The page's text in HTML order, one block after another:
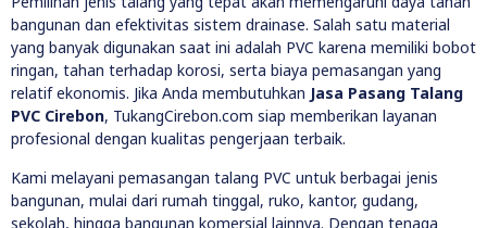
bangunan dan efektivitas sistem drainase. Salah satu material
yang banyak digunakan saat ini adalah PVC karena memiliki bobot
ringan, tahan terhadap korosi, serta biaya pemasangan yang
relatif ekonomis. Jika Anda membutuhkan Jasa Pasang Talang
PVC Cirebon, TukangCirebon.com siap memberikan layanan
profesional dengan kualitas pengerjaan terbaik.
Kami melayani pemasangan talang PVC untuk berbagai jenis
bangunan, mulai dari rumah tinggal, ruko, kantor, gudang,
sekolah, hingga bangunan komersial lainnya. Dengan tenaga